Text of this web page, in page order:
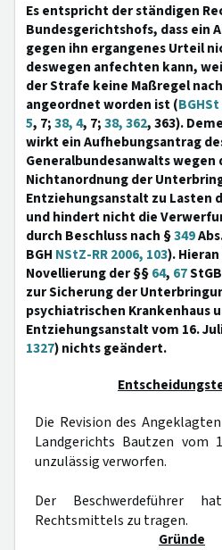
Es entspricht der ständigen
Bundesgerichtshofs, dass ein
gegen ihn ergangenes Urteil
deswegen anfechten kann,
der Strafe keine Maßregel
angeordnet worden ist (
5, 7;38, 4, 7;38, 362, 363).
wirkt ein Aufhebungsantrag
Generalbundesanwalts wegen
Nichtanordnung der
Entziehungsanstalt zu Lasten
und hindert nicht die
durch Beschluss nach §349
BGH NStZ-RR 2006, 103).
Novellierung der §§64, 67
zur Sicherung der
psychiatrischen Krankenhaus
Entziehungsanstalt vom 16.
1327) nichts geändert.
Die Revision des
Landgerichts Bautzen vom
unzulässig verworfen.
Der Beschwerdeführer
Rechtsmittels zu tragen.
Gründe